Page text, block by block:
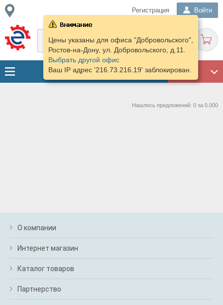
Регистрация Войти
ГАРАЖ
Цены указаны для офиса "Добровольского",
Ростов-на-Дону, ул. Добровольского, д.11.
Выбрать другой офис
Ваш IP адрес '216.73.216.19' заблокирован.
Нашлось предложений: 0 за 0.000
О компании
Интернет магазин
Каталог товаров
Партнерство